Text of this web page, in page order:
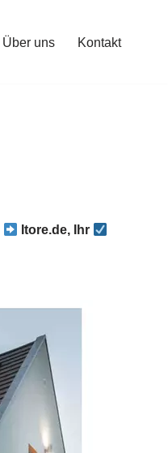
Über uns Kontakt
Itore.de, Ihr